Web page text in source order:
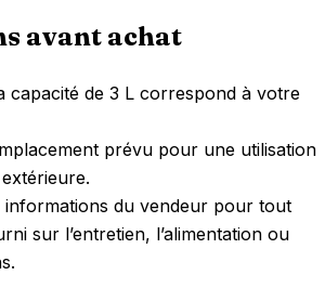
avant achat
capacité de 3 L correspond à votre
prévu pour une utilisation
informations du vendeur pour tout
sur l’entretien, l’alimentation ou